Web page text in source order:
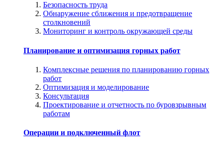
Безопасность труда
Обнаружение сближения и предотвращение
столкновений
Мониторинг и контроль окружающей среды
Планирование и оптимизация горных работ
Комплексные решения по планированию горных
работ
Оптимизация и моделирование
Консультация
Проектирование и отчетность по буровзрывным
работам
Операции и подключенный флот